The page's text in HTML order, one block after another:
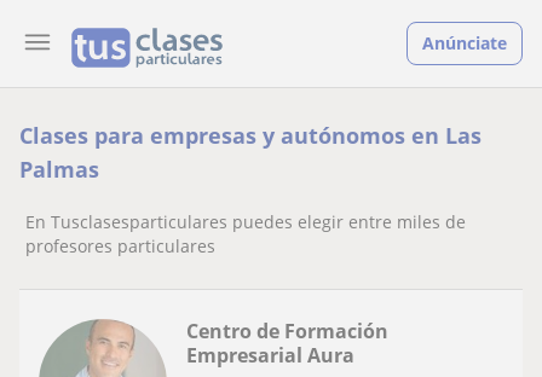
Anúnciate
Clases para empresas y autónomos en Las
Palmas
En Tusclasesparticulares puedes elegir entre miles de
profesores particulares
Centro de Formación
Empresarial Aura